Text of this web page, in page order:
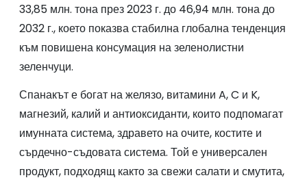
33,85 млн. тона през 2023 г. до 46,94 млн. тона до
2032 г., което показва стабилна глобална тенденция
към повишена консумация на зеленолистни
зеленчуци.
Спанакът е богат на желязо, витамини A, C и K,
магнезий, калий и антиоксиданти, които подпомагат
имунната система, здравето на очите, костите и
сърдечно-съдовата система. Той е универсален
продукт, подходящ както за свежи салати и смутита,